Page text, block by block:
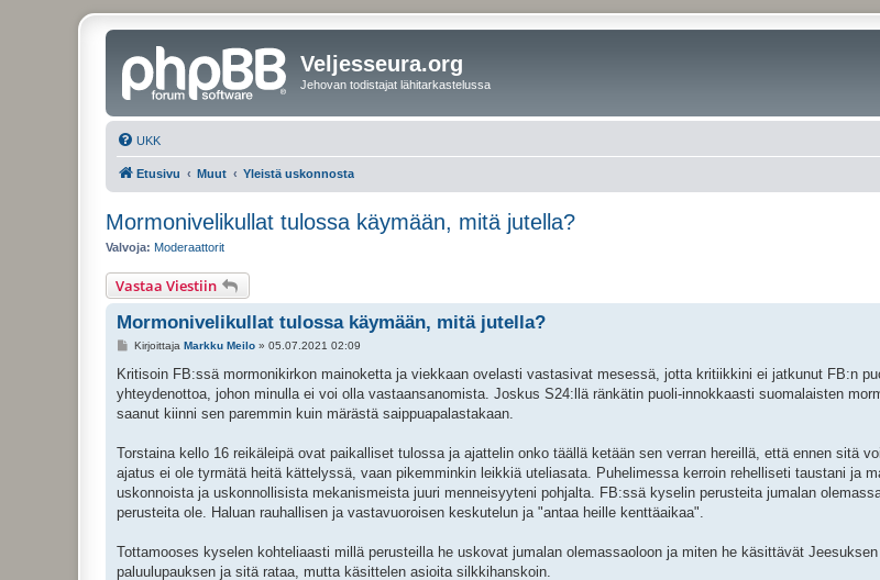
Veljesseura.org
Jehovan todistajat lähitarkastelussa
UKK
Etusivu Muut Yleistä uskonnosta
Mormonivelikullat tulossa käymään, mitä jutella?
Valvoja: Moderaattorit
Vastaa Viestiin
Mormonivelikullat tulossa käymään, mitä jutella?
V
e
t
i
Kirjoittaja Markku Meilo» 05.07.2021 02:09
Kritisoin FB:ssä mormonikirkon mainoketta ja viekkaan ovelasti vastasivat mesessä, jotta kritiikkini ei jatkunut FB:n
yhteydenottoa, johon minulla ei voi olla vastaansanomista. Joskus S24:llä ränkätin puoli-innokkaasti suomalaisten
saanut kiinni sen paremmin kuin märästä saippuapalastakaan.
Torstaina kello 16 reikäleipä ovat paikalliset tulossa ja ajattelin onko täällä ketään sen verran hereillä, että ennen sitä
ajatus ei ole tyrmätä heitä kättelyssä, vaan pikemminkin leikkiä uteliasata. Puhelimessa kerroin rehelliseti taustani ja
uskonnoista ja uskonnollisista mekanismeista juuri menneisyyteni pohjalta. FB:ssä kyselin perusteita jumalan
perusteita ole. Haluan rauhallisen ja vastavuoroisen keskutelun ja "antaa heille kenttäaikaa".
Tottamooses kyselen kohteliaasti millä perusteilla he uskovat jumalan olemassaoloon ja miten he käsittävät
paluulupauksen ja sitä rataa, mutta käsittelen asioita silkkihanskoin.